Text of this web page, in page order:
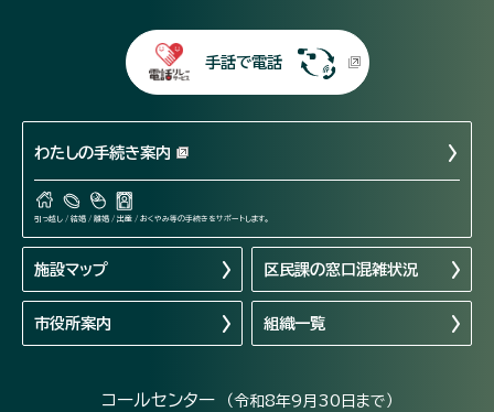
手話で電話
わたしの手続き案内
引っ越し / 結婚 / 離婚 / 出産 / おくやみ等の手続きをサポートします。
施設マップ 区民課の窓口混雑状況
市役所案内 組織一覧
コールセンター （令和8年9月30日まで）